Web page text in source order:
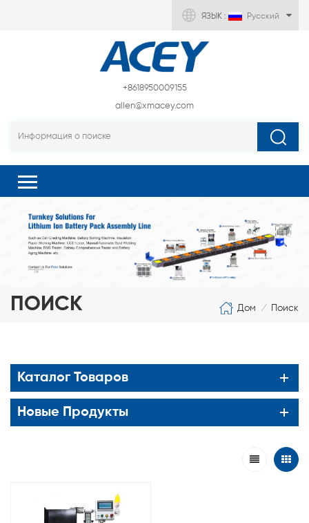
ЯЗЫК : Русский
+8618950009155
allen@xmacey.com
ПОИСК Дом / Поиск
Каталог Товаров
Новые Продукты